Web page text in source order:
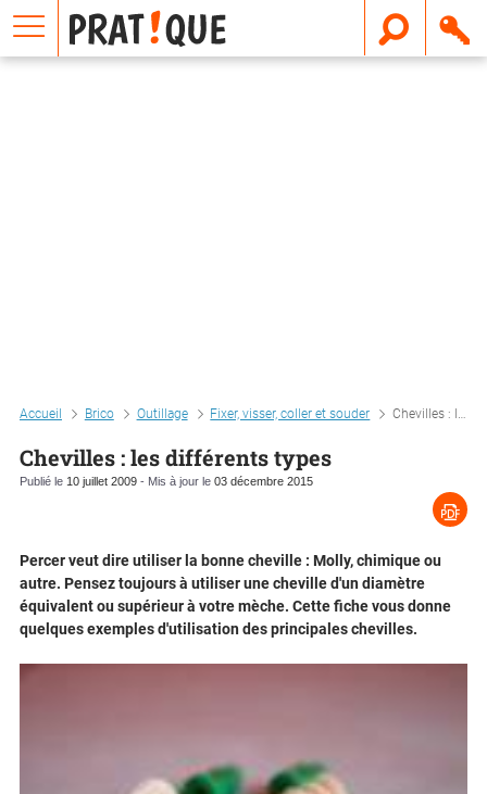
Accueil Brico Outillage Fixer, visser, coller et souder Chevilles : les différents types
Chevilles : les différents types
Publié le 10 juillet 2009 - Mis à jour le 03 décembre 2015
Percer veut dire utiliser la bonne cheville : Molly, chimique ou
autre. Pensez toujours à utiliser une cheville d'un diamètre
équivalent ou supérieur à votre mèche. Cette fiche vous donne
quelques exemples d'utilisation des principales chevilles.
E
m
a